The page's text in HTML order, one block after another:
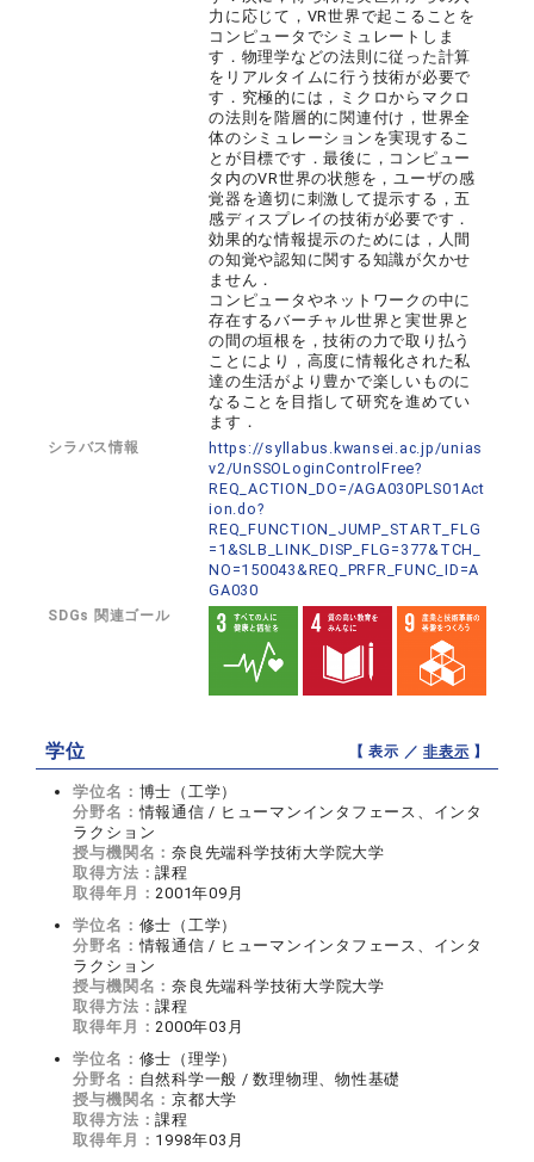
力に応じて，VR世界で起こることを
コンピュータでシミュレートしま
す．物理学などの法則に従った計算
をリアルタイムに行う技術が必要で
す．究極的には，ミクロからマクロ
の法則を階層的に関連付け，世界全
体のシミュレーションを実現するこ
とが目標です．最後に，コンピュー
タ内のVR世界の状態を，ユーザの感
覚器を適切に刺激して提示する，五
感ディスプレイの技術が必要です．
効果的な情報提示のためには，人間
の知覚や認知に関する知識が欠かせ
ません．
コンピュータやネットワークの中に
存在するバーチャル世界と実世界と
の間の垣根を，技術の力で取り払う
ことにより，高度に情報化された私
達の生活がより豊かで楽しいものに
なることを目指して研究を進めてい
ます．
シラバス情報
https://syllabus.kwansei.ac.jp/unias
v2/UnSSOLoginControlFree?
REQ_ACTION_DO=/AGA030PLS01Act
ion.do?
REQ_FUNCTION_JUMP_START_FLG
=1&SLB_LINK_DISP_FLG=377&TCH_
NO=150043&REQ_PRFR_FUNC_ID=A
GA030
SDGs 関連ゴール
学位 【 表示 ／非表示 】
学位名： 博士（工学）
分野名：情報通信 / ヒューマンインタフェース、インタ
ラクション
授与機関名：奈良先端科学技術大学院大学
取得方法：課程
取得年月：2001年09月
学位名： 修士（工学）
分野名：情報通信 / ヒューマンインタフェース、インタ
ラクション
授与機関名：奈良先端科学技術大学院大学
取得方法：課程
取得年月：2000年03月
学位名： 修士（理学）
分野名： 自然科学一般 / 数理物理、物性基礎
授与機関名：京都大学
取得方法：課程
取得年月： 1998年03月